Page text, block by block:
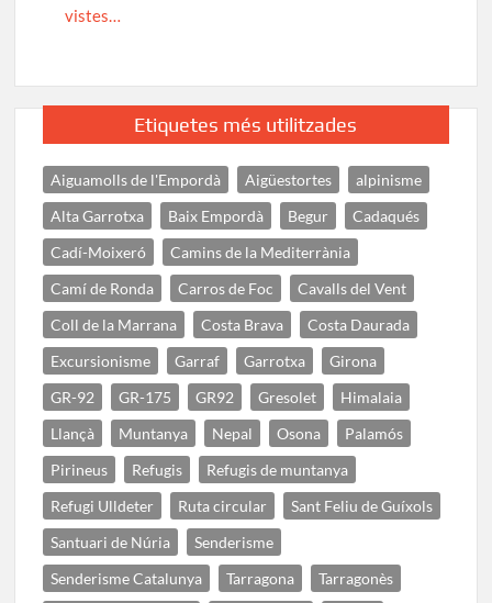
vistes…
Etiquetes més utilitzades
Aiguamolls de l'Empordà Aigüestortes
alpinisme
Alta Garrotxa
Baix Empordà Begur
Cadaqués
Cadí-Moixeró
Camins de la Mediterrània
Camí de Ronda
Carros de Foc
Cavalls del Vent
Coll de la Marrana
Costa Brava
Costa Daurada
Excursionisme
Garraf Garrotxa
Girona
GR-92
GR-175 GR92 Gresolet
Himalaia
Llançà
Muntanya Nepal Osona
Palamós
Pirineus
Refugis
Refugis de muntanya
Refugi Ulldeter
Ruta circular
Sant Feliu de Guíxols
Santuari de Núria
Senderisme
Senderisme Catalunya
Tarragona
Tarragonès